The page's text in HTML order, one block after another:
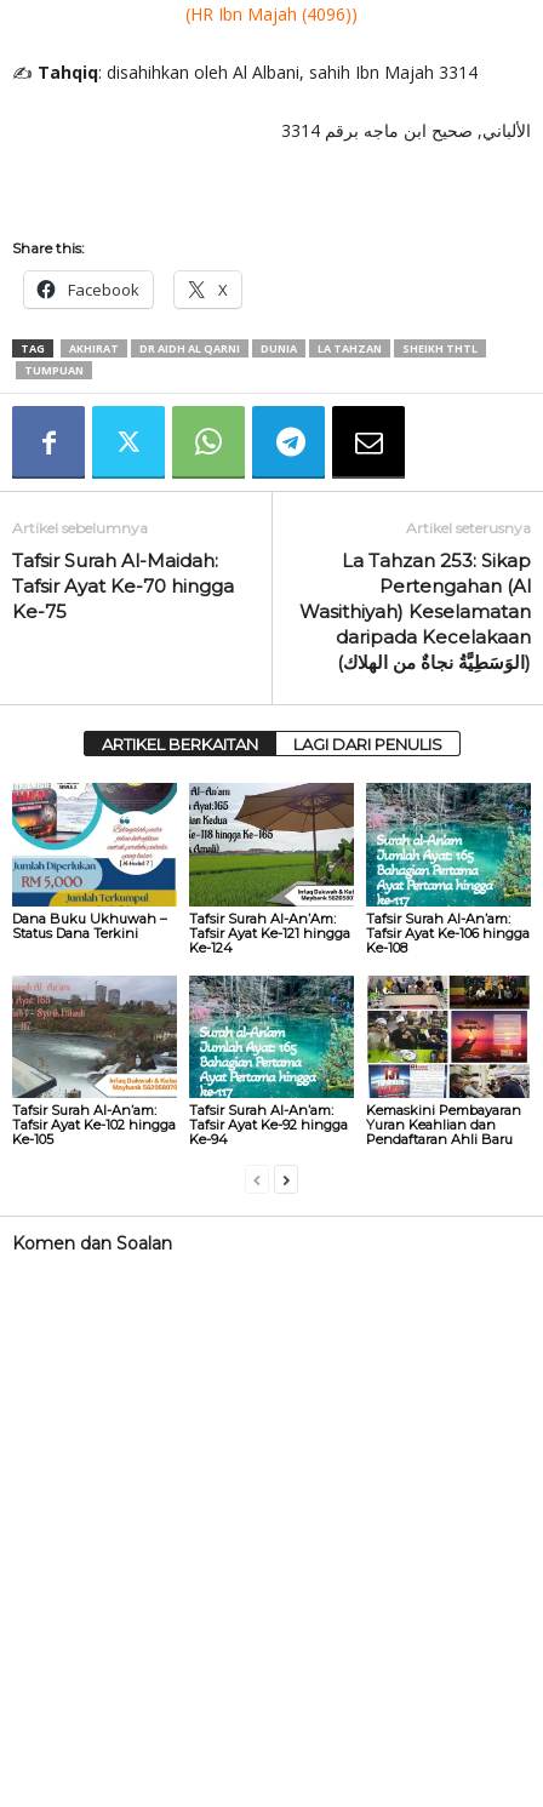
(HR Ibn Majah (4096))
✍ Tahqiq: disahihkan oleh Al Albani, sahih Ibn Majah 3314
الألباني, صحيح ابن ماجه برقم 3314
Share this:
Facebook X
TAG AKHIRAT DR AIDH AL QARNI DUNIA LA TAHZAN
SHEIKH THTL
TUMPUAN
Artikel sebelumnya
Tafsir Surah Al-Maidah:
Tafsir Ayat Ke-70 hingga
Ke-75
Artikel seterusnya
La Tahzan 253: Sikap
Pertengahan (Al
Wasithiyah) Keselamatan
daripada Kecelakaan
(الوَسَطِيَّةُ نجاةٌ من الهلاك)
ARTIKEL BERKAITAN LAGI DARI PENULIS
Dana Buku Ukhuwah –
Status Dana Terkini
Tafsir Surah Al-An’Am:
Tafsir Ayat Ke-121 hingga
Ke-124
Tafsir Surah Al-An’am:
Tafsir Ayat Ke-106 hingga
Ke-108
Tafsir Surah Al-An’am:
Tafsir Ayat Ke-102 hingga
Ke-105
Tafsir Surah Al-An’am:
Tafsir Ayat Ke-92 hingga
Ke-94
Kemaskini Pembayaran
Yuran Keahlian dan
Pendaftaran Ahli Baru
Komen dan Soalan